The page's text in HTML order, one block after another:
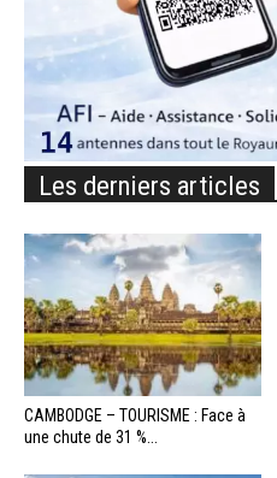
Les derniers articles
CAMBODGE – TOURISME : Face à
une chute de 31 %...